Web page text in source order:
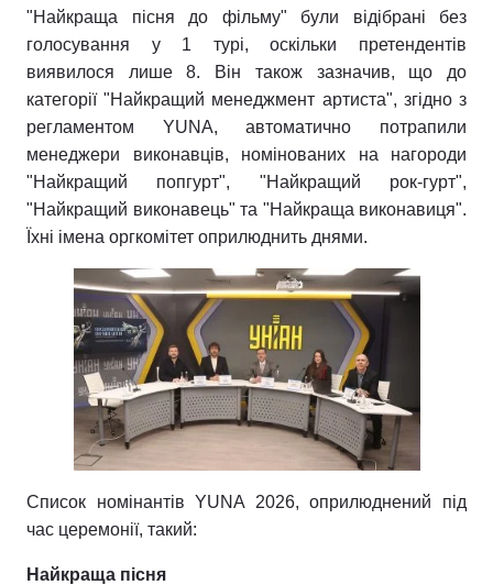
"Найкраща пісня до фільму" були відібрані без
голосування у 1 турі, оскільки претендентів
виявилося лише 8. Він також зазначив, що до
категорії "Найкращий менеджмент артиста", згідно з
регламентом YUNA, автоматично потрапили
менеджери виконавців, номінованих на нагороди
"Найкращий попгурт", "Найкращий рок-гурт",
"Найкращий виконавець" та "Найкраща виконавиця".
Їхні імена оргкомітет оприлюднить днями.
Список номінантів YUNA 2026, оприлюднений під
час церемонії, такий:
Найкраща пісня